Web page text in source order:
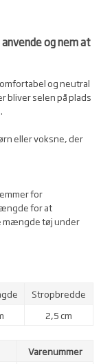
og nem at
og neutral
bliver selen på plads
eller voksne, der
for
for at
tøj under
Stropbredde
2,5 cm
Varenummer